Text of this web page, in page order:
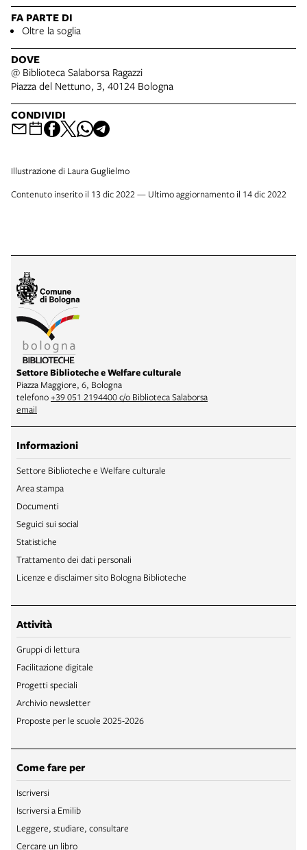
FA PARTE DI
Oltre la soglia
DOVE
@ Biblioteca Salaborsa Ragazzi
Piazza del Nettuno, 3, 40124 Bologna
CONDIVIDI
Illustrazione di Laura Guglielmo
Contenuto inserito il 13 dic 2022 — Ultimo aggiornamento il 14 dic 2022
Settore Biblioteche e Welfare culturale
Piazza Maggiore, 6, Bologna
telefono+39 051 2194400 c/o Biblioteca Salaborsa
email
Informazioni
Settore Biblioteche e Welfare culturale
Area stampa
Documenti
Seguici sui social
Statistiche
Trattamento dei dati personali
Licenze e disclaimer sito Bologna Biblioteche
Attività
Gruppi di lettura
Facilitazione digitale
Progetti speciali
Archivio newsletter
Proposte per le scuole 2025-2026
Come fare per
Iscriversi
Iscriversi a Emilib
Leggere, studiare, consultare
Cercare un libro